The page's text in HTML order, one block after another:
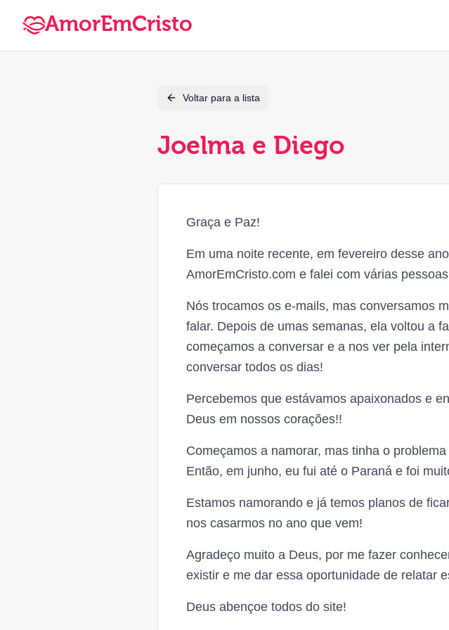
AmorEmCristo
Voltar para a lista
Joelma e Diego
Graça e Paz!
Em uma noite recente, em fevereiro desse
AmorEmCristo.com e falei com várias
Nós trocamos os e-mails, mas conversamos
falar. Depois de umas semanas, ela voltou a
começamos a conversar e a nos ver pela
conversar todos os dias!
Percebemos que estávamos apaixonados e
Deus em nossos corações!!
Começamos a namorar, mas tinha o
Então, em junho, eu fui até o Paraná e foi
Estamos namorando e já temos planos de
nos casarmos no ano que vem!
Agradeço muito a Deus, por me fazer
existir e me dar essa oportunidade de relatar
Deus abençoe todos do site!